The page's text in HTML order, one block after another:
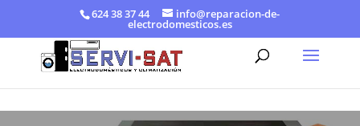
624 38 37 44 info@reparacion-de-
electrodomesticos.es